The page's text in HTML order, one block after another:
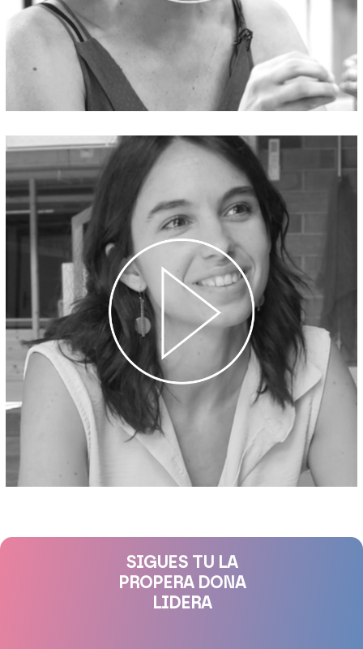
SIGUES TU LA
PROPERA DONA
LIDERA